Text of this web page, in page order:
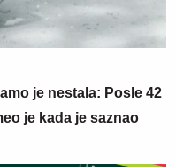
je nestala: Posle 42
je kada je saznao